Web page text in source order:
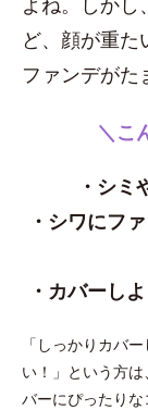
ど、顔が重
ファンデがた
＼こ
・シミ
・シワにフ
・カバーし
「しっかりカバ
い！」という方
バーにぴったり